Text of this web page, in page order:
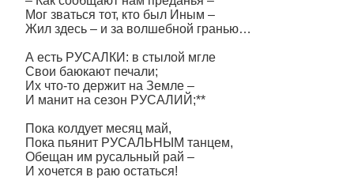
Мог зваться тот, кто был Иным –
Жил здесь – и за волшебной гранью…
А есть РУСАЛКИ: в стылой мгле
Свои баюкают печали;
Их что-то держит на Земле –
И манит на сезон РУСАЛИЙ;**
Пока колдует месяц май,
Пока пьянит РУСАЛЬНЫМ танцем,
Обещан им русальный рай –
И хочется в раю остаться!